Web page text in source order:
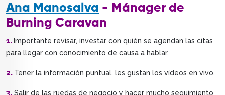
Ana Manosalva - Mánager de
Burning Caravan
1. Importante revisar, investar con quién se agendan las citas
para llegar con conocimiento de causa a hablar.
2. Tener la información puntual, les gustan los vídeos en vivo.
3. Salir de las ruedas de negocio y hacer mucho seguimiento